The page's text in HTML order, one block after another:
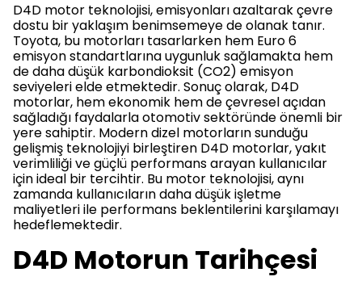
D4D motor teknolojisi, emisyonları azaltarak çevre
dostu bir yaklaşım benimsemeye de olanak tanır.
Toyota, bu motorları tasarlarken hem Euro 6
emisyon standartlarına uygunluk sağlamakta hem
de daha düşük karbondioksit (CO2) emisyon
seviyeleri elde etmektedir. Sonuç olarak, D4D
motorlar, hem ekonomik hem de çevresel açıdan
sağladığı faydalarla otomotiv sektöründe önemli bir
yere sahiptir. Modern dizel motorların sunduğu
gelişmiş teknolojiyi birleştiren D4D motorlar, yakıt
verimliliği ve güçlü performans arayan kullanıcılar
için ideal bir tercihtir. Bu motor teknolojisi, aynı
zamanda kullanıcıların daha düşük işletme
maliyetleri ile performans beklentilerini karşılamayı
hedeflemektedir.
D4D Motorun Tarihçesi